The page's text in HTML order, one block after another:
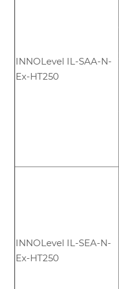
INNOLevel IL-SAA-N-
Ex-HT250
INNOLevel IL-SEA-N-
Ex-HT250